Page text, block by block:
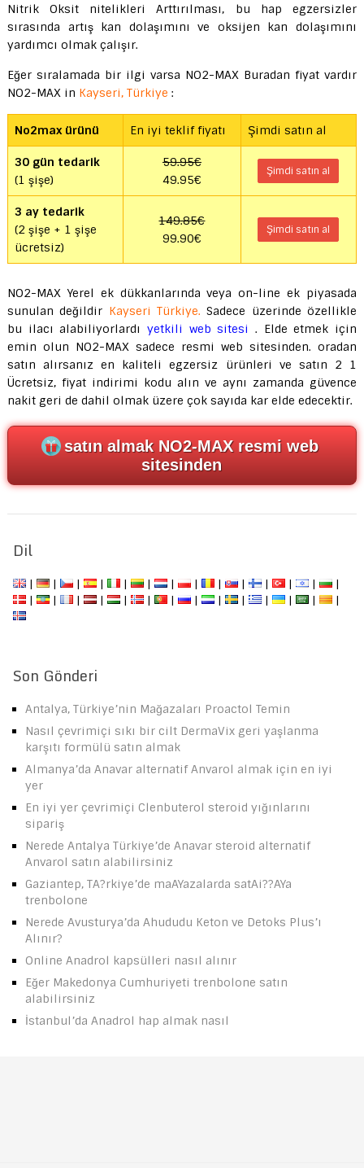
Nitrik Oksit nitelikleri Arttırılması, bu hap egzersizler
sırasında artış kan dolaşımını ve oksijen kan dolaşımını
yardımcı olmak çalışır.
Eğer sıralamada bir ilgi varsa NO2-MAX Buradan fiyat vardır
NO2-MAX in Kayseri, Türkiye :
No2max ürünü En iyi teklif fiyatı Şimdi satın al
30 gün tedarik
(1 şişe)
59.95€
49.95€
Şimdi satın al
3 ay tedarik
(2 şişe + 1 şişe
ücretsiz)
149.85€
99.90€
Şimdi satın al
NO2-MAX Yerel ek dükkanlarında veya on-line ek piyasada
sunulan değildir Kayseri Türkiye.Sadece üzerinde özellikle
bu ilacı alabiliyorlardı yetkili web sitesi . Elde etmek için
emin olun NO2-MAX sadece resmi web sitesinden. oradan
satın alırsanız en kaliteli egzersiz ürünleri ve satın 2 1
Ücretsiz, fiyat indirimi kodu alın ve aynı zamanda güvence
nakit geri de dahil olmak üzere çok sayıda kar elde edecektir.
satın almak NO2-MAX resmi web
sitesinden
Dil
| | | | | | | | | | | | |
|
|
| | | | | | | | | | | | |
Son Gönderi
Antalya, Türkiye’nin Mağazaları Proactol Temin
Nasıl çevrimiçi sıkı bir cilt DermaVix geri yaşlanma
karşıtı formülü satın almak
Almanya’da Anavar alternatif Anvarol almak için en iyi
yer
En iyi yer çevrimiçi Clenbuterol steroid yığınlarını
sipariş
Nerede Antalya Türkiye’de Anavar steroid alternatif
Anvarol satın alabilirsiniz
Gaziantep, TA?rkiye’de maAYazalarda satAi??AYa
trenbolone
Nerede Avusturya’da Ahududu Keton ve Detoks Plus’ı
Alınır?
Online Anadrol kapsülleri nasıl alınır
Eğer Makedonya Cumhuriyeti trenbolone satın
alabilirsiniz
İstanbul’da Anadrol hap almak nasıl